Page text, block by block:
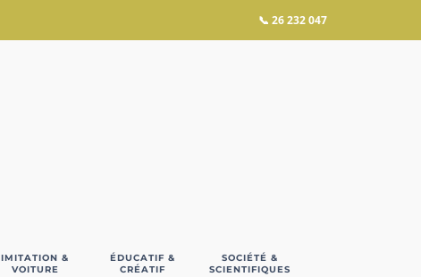
📞 26 232 047
IMITATION &
VOITURE
ÉDUCATIF &
CRÉATIF
SOCIÉTÉ &
SCIENTIFIQUES